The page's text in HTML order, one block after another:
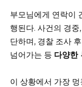
부모님에게 연락이
행된다. 사건의 경
단하며, 경찰 조사
넘어가는 등 다양한
이 상황에서 가장